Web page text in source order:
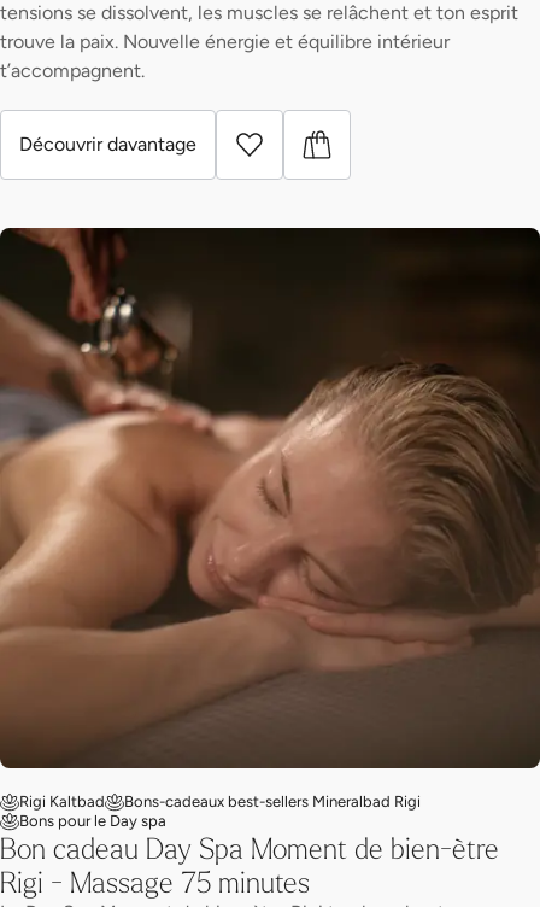
tensions se dissolvent, les muscles se relâchent et ton esprit
trouve la paix. Nouvelle énergie et équilibre intérieur
t’accompagnent.
Découvrir davantage
Rigi Kaltbad
Bons-cadeaux best-sellers Mineralbad Rigi
Bons pour le Day spa
Bon cadeau Day Spa Moment de bien-ètre
Rigi - Massage 75 minutes